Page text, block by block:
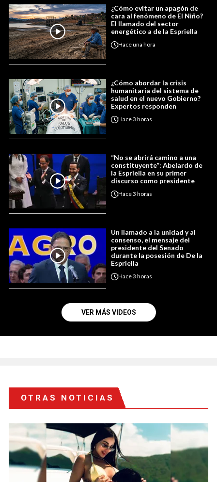
¿Cómo evitar un apagón de
cara al fenómeno de El Niño?
El llamado del sector
energético a de la Espriella
Haceuna hora
¿Cómo abordar la crisis
humanitaria del sistema de
salud en el nuevo Gobierno?
Expertos responden
Hace3 horas
“No se abrirá camino a una
constituyente”: Abelardo de
la Espriella en su primer
discurso como presidente
Hace3 horas
Un llamado a la unidad y al
consenso, el mensaje del
presidente del Senado
durante la posesión de De la
Espriella
Hace3 horas
VER MÁS VIDEOS
OTRAS NOTICIAS